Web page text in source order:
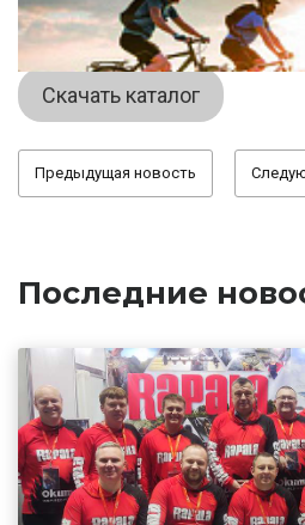
Скачать каталог
Предыдущая новость
Последние